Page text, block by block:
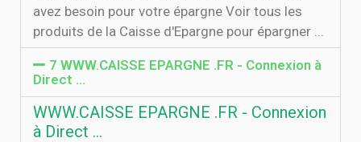
avez besoin pour votre épargne Voir tous les
produits de la Caisse d'Epargne pour épargner ...
7 WWW.CAISSE EPARGNE .FR - Connexion à
Direct …
WWW.CAISSE EPARGNE .FR - Connexion
à Direct …